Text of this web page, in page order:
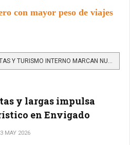
con mayor peso de viajes
LEER MÁS…ESCAPADAS CORTAS Y TURISMO INTERNO MARCAN NUEVA DINÁMICA DEL SECTOR HOTELERO
y largas impulsa
en Envigado
MAY 2026